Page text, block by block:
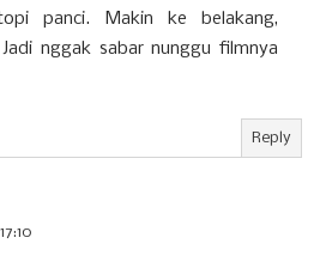
panci. Makin ke belakang,
nggak sabar nunggu filmnya
Reply